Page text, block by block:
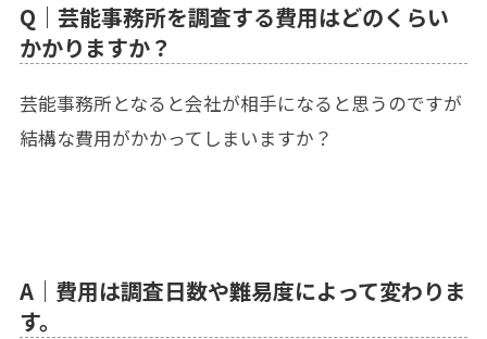
Q｜芸能事務所を調査する費用はどのくらい
かかりますか？
芸能事務所となると会社が相手になると思うのですが
結構な費用がかかってしまいますか？
A｜費用は調査日数や難易度によって変わりま
す。